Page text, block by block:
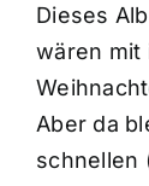
Dieses
wären mit
Aber da
schnellen